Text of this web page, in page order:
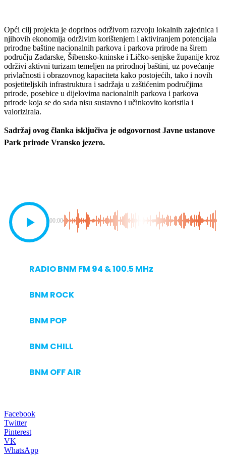
Opći cilj projekta je doprinos održivom razvoju lokalnih zajednica i
njihovih ekonomija održivim korištenjem i aktiviranjem potencijala
prirodne baštine nacionalnih parkova i parkova prirode na širem
području Zadarske, Šibensko-kninske i Ličko-senjske županije kroz
održivi aktivni turizam temeljen na prirodnoj baštini, uz povećanje
privlačnosti i obrazovnog kapaciteta kako postojećih, tako i novih
posjetiteljskih infrastruktura i sadržaja u zaštićenim područjima
prirode, posebice u dijelovima nacionalnih parkova i parkova
prirode koja se do sada nisu sustavno i učinkovito koristila i
valorizirala.
Sadržaj ovog članka isključiva je odgovornost Javne ustanove
Park prirode Vransko jezero.
00:00
RADIO BNM FM 94 & 100.5 MHz
BNM ROCK
BNM POP
BNM CHILL
BNM OFF AIR
Facebook
Twitter
Pinterest
VK
WhatsApp